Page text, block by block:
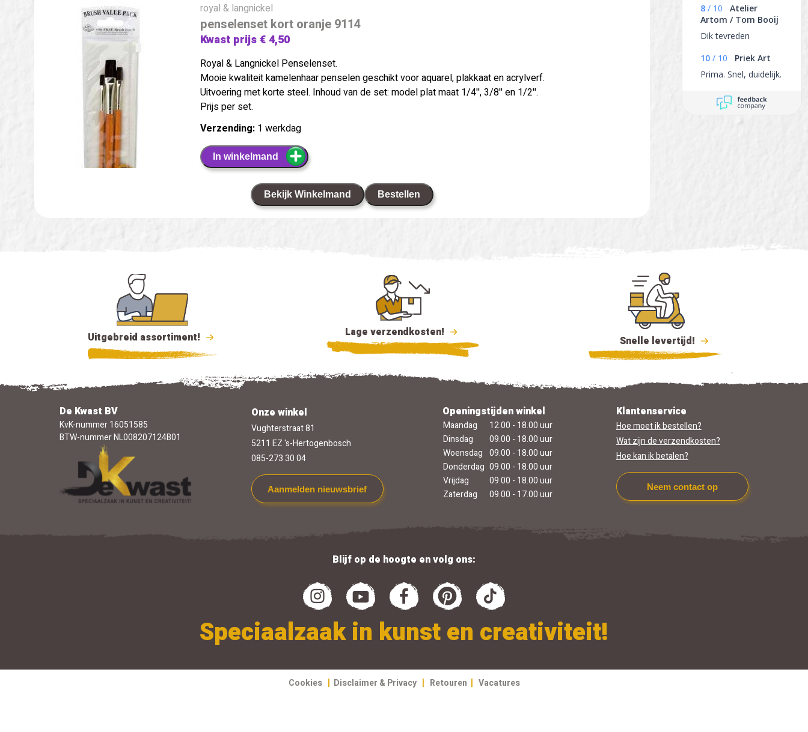
8 / 10
Atelier
Artom / Tom Booij
Dik tevreden
10 / 10
Priek Art
Prima. Snel, duidelijk.
royal & langnickel
penselenset kort oranje 9114
Kwast prijs € 4,50
Royal & Langnickel Penselenset.
Mooie kwaliteit kamelenhaar penselen geschikt voor aquarel, plakkaat en acrylverf.
Uitvoering met korte steel. Inhoud van de set: model plat maat 1/4'', 3/8'' en 1/2''.
Prijs per set.
Verzending: 1 werkdag
In winkelmand
Bekijk Winkelmand Bestellen
Uitgebreid assortiment! Lage verzendkosten!
Snelle levertijd!
De Kwast BV
KvK-nummer 16051585
BTW-nummer NL008207124B01
Onze winkel
Vughterstraat 81
5211 EZ 's-Hertogenbosch
085-273 30 04
Aanmelden nieuwsbrief
Openingstijden winkel
Maandag
12.00 - 18.00 uur
Dinsdag
09.00 - 18.00 uur
Woensdag 09.00 - 18.00 uur
Donderdag 09.00 - 18.00 uur
Vrijdag
09.00 - 18.00 uur
Zaterdag
09.00 - 17.00 uur
Klantenservice
Hoe moet ik bestellen?
Wat zijn de verzendkosten?
Hoe kan ik betalen?
Neem contact op
Blijf op de hoogte en volg ons:
Speciaalzaak in kunst en creativiteit!
Cookies | Disclaimer & Privacy | Retouren | Vacatures